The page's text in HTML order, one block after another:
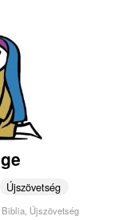
Újszövetség
Biblia, Újszövetség